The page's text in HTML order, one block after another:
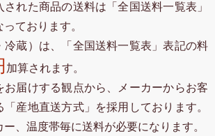
された商品の送料は「全国送料一覧表」
ております。
蔵）は、「全国送料一覧表」表記の料
加算されます。
届けする観点から、メーカーからお客
産地直送方式」を採用しております。
、温度帯毎に送料が必要になります。